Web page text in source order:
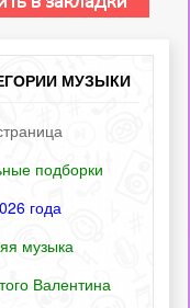
МУЗЫКИ
подборки
года
музыка
Валентина